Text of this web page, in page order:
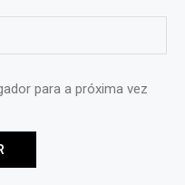
para a próxima vez